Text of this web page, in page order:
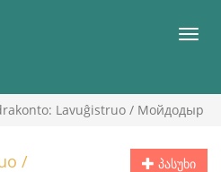
მენიუ
Lavuĝistruo / Мойдодыр
პასუხი
/